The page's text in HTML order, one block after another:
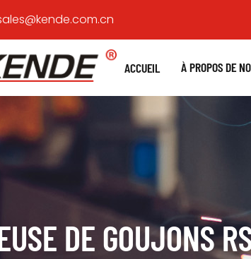
ACCUEIL À PROPOS DE
DE